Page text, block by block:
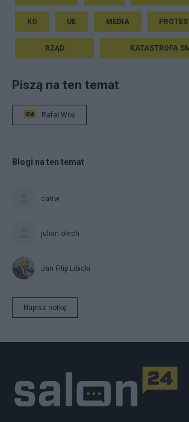
KO UE MEDIA
RZĄD KATASTROFA
Piszą na ten temat
Rafał Woś
Blogi na ten temat
catrw
julian olech
Jan Filip Libicki
Napisz notkę